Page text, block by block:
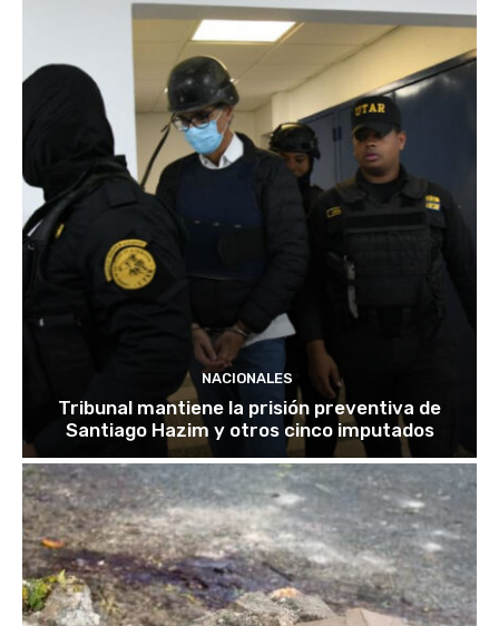
NACIONALES
Tribunal mantiene la prisión preventiva de
Santiago Hazim y otros cinco imputados